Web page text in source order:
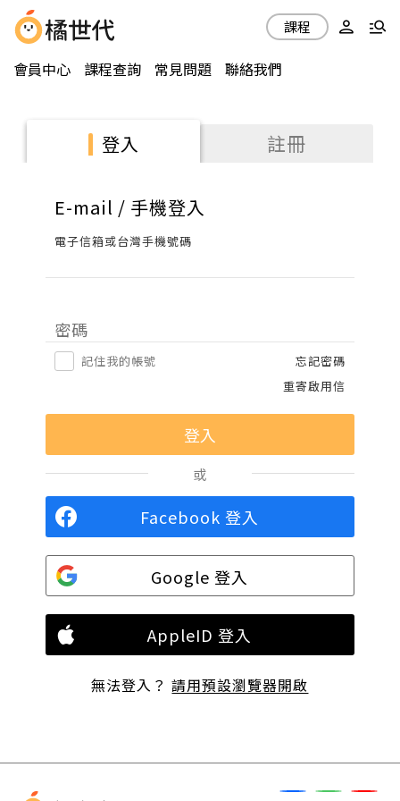
會員中心 課程查詢 常見問題 聯絡我們
課程
登入 註冊
E-mail / 手機登入
電子信箱或台灣手機號碼
密碼
記住我的帳號
忘記密碼
重寄啟用信
或
Facebook 登入
Google 登入
AppleID 登入
無法登入？請用預設瀏覽器開啟